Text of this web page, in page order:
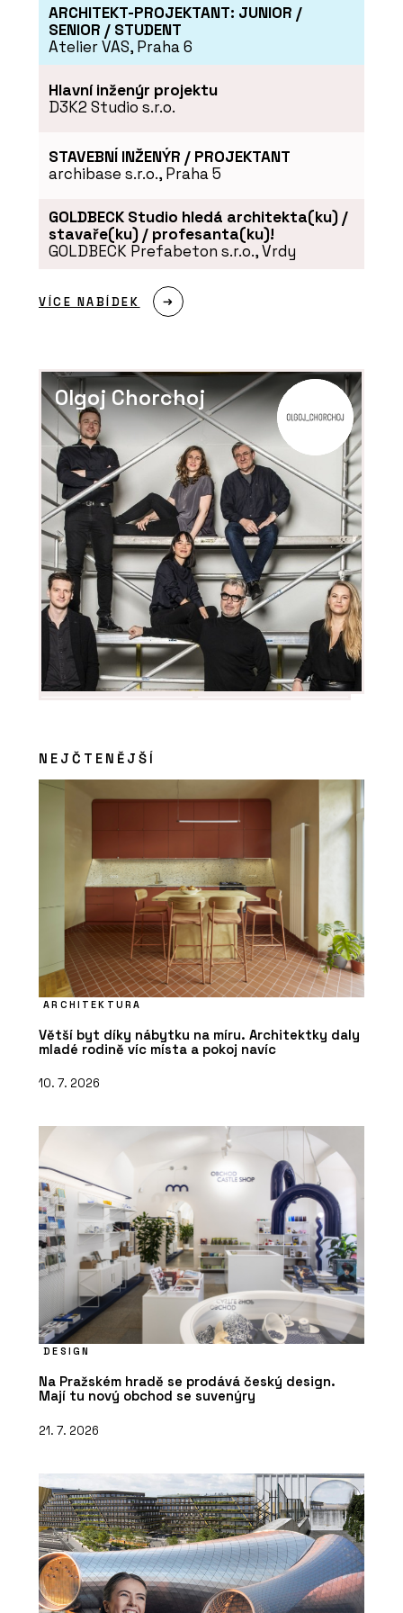
Obývací pokoj z hlíny. Hliněné omítky
jsou útulné a dají se snadno
recyklovat
SLUŽBY
ČLÁNKY
Rekonstrukce historického domu s
vápennou omítkou, která ctí tradici
Přírodní izolace - Hlinaři
SLUŽBY
Konzultace - Hlinaři
ARCHITEKT-PROJEKTANT: JUNIOR /
SENIOR / STUDENT
Atelier VAS, Praha 6
Hlavní inženýr projektu
D3K2 Studio s.r.o.
STAVEBNÍ INŽENÝR / PROJEKTANT
archibase s.r.o., Praha 5
GOLDBECK Studio hledá architekta(ku) /
stavaře(ku) / profesanta(ku)!
GOLDBECK Prefabeton s.r.o., Vrdy
VÍCE NABÍDEK
Olgoj Chorchoj
NEJČTENĚJŠÍ
ARCHITEKTURA
Větší byt díky nábytku na míru. Architektky daly
mladé rodině víc místa a pokoj navíc
10. 7. 2026
DESIGN
Na Pražském hradě se prodává český design.
Mají tu nový obchod se suvenýry
21. 7. 2026